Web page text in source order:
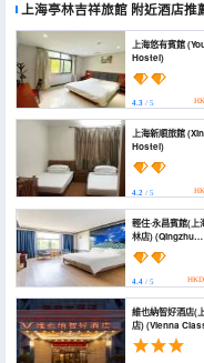
上海亭林吉祥旅館 附近酒店推
上海悠有賓館 (Youyou
Hostel)
4.3 / 5
上海新順旅館 (Xinshun
Hostel)
4.2 / 5
輕住·永昌賓館(上
林店) (Qingzhu
Yongchang Hotel
(Shanghai
Pavilion))
4.4 / 5 HKD
維也納智好酒店(
店) (Vienna Classic
Hotel (Shanghai
Tinglin))